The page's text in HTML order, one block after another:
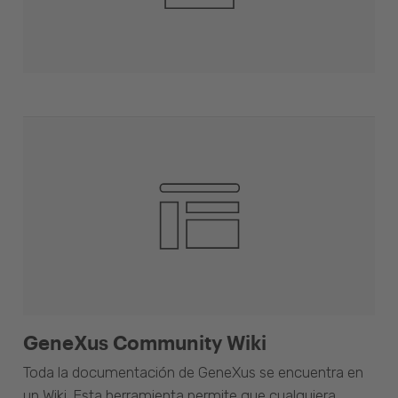
GeneXus Community Wiki
Toda la documentación de GeneXus se encuentra en